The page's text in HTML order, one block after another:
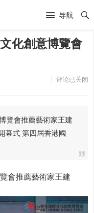
导航
化創意博覽會
评论已关闭
覽會推薦藝術家王建
幕式 第四屆香港國
會推薦藝術家王建